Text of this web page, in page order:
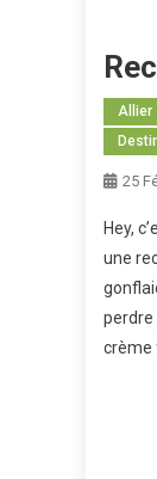
Allier
25
Hey,
une
perdre
crème